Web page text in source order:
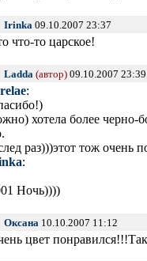
Irinka 09.10.2007 23:37
что-то царское!
Ladda (автор) 09.10.2007
:
хотела более
раз)))этот тож очень
:
Ночь))))
Оксана 10.10.2007 11:12
цвет